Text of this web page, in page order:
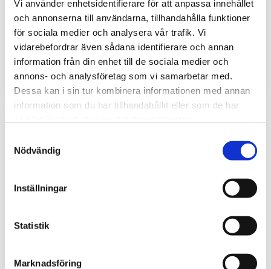
Vi använder enhetsidentifierare för att anpassa innehållet
och annonserna till användarna, tillhandahålla funktioner
för sociala medier och analysera vår trafik. Vi
vidarebefordrar även sådana identifierare och annan
information från din enhet till de sociala medier och
annons- och analysföretag som vi samarbetar med.
Dessa kan i sin tur kombinera informationen med annan
information som du har tillhandahållit eller som de har
Nödvändig
Inställningar
Statistik
Marknadsföring
Gaslarm/Gasdetektor CO2
(koldioxid) med mätområde
5 840 kr
INFO
Gaslarm för CO2 (koldioxid)
med mätområde 0-40000
ppm, analoga utgångar,
reläutgångar och Modbus.
5 870
INFO
Gaslarm koldioxid CO2